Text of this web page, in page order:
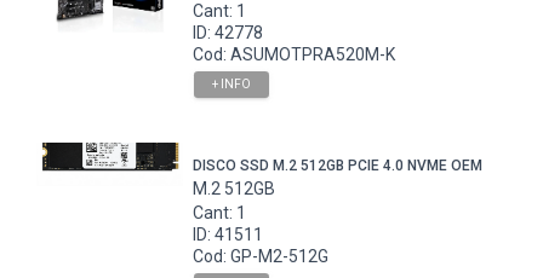
Cant: 1
ID: 42778
Cod: ASUMOTPRA520M-K
+ INFO
DISCO SSD M.2 512GB PCIE 4.0 NVME OEM
M.2 512GB
Cant: 1
ID: 41511
Cod: GP-M2-512G